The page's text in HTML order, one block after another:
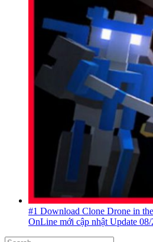
#1 Download Clone Drone in
OnLine mới cập nhật Update